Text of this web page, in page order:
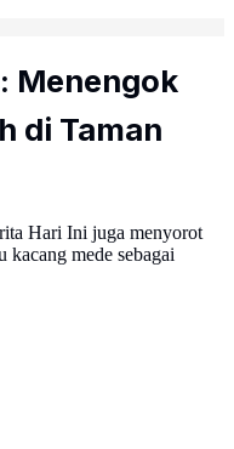
Menengok
di Taman
Hari Ini juga menyorot
kacang mede sebagai